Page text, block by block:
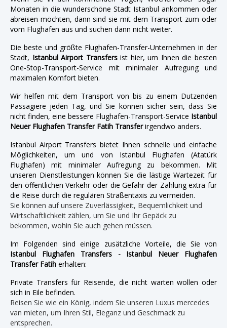
Monaten in die wunderschöne Stadt Istanbul ankommen oder
abreisen möchten, dann sind sie mit dem Transport zum oder
vom Flughafen aus und suchen dann nicht weiter.
Die beste und größte Flughafen-Transfer-Unternehmen in der
Stadt, Istanbul Airport Transfersist hier, um Ihnen die besten
One-Stop-Transport-Service mit minimaler Aufregung und
maximalen Komfort bieten.
Wir helfen mit dem Transport von bis zu einem Dutzenden
Passagiere jeden Tag, und Sie können sicher sein, dass Sie
nicht finden, eine bessere Flughafen-Transport-Service Istanbul
Neuer Flughafen Transfer Fatih Transferirgendwo anders.
Istanbul Airport Transfers bietet Ihnen schnelle und einfache
Möglichkeiten, um und von Istanbul Flughafen (Atatürk
Flughafen) mit minimaler Aufregung zu bekommen. Mit
unseren Dienstleistungen können Sie die lästige Wartezeit für
den öffentlichen Verkehr oder die Gefahr der Zahlung extra für
die Reise durch die regulären Straßentaxis zu vermeiden.
Sie können auf unsere Zuverlässigkeit, Bequemlichkeit und
Wirtschaftlichkeit zählen, um Sie und Ihr Gepäck zu
bekommen, wohin Sie auch gehen müssen.
Im Folgenden sind einige zusätzliche Vorteile, die Sie von
Istanbul Flughafen Transfers - Istanbul Neuer Flughafen
Transfer Fatih erhalten:
Private Transfers für Reisende, die nicht warten wollen oder
sich in Eile befinden.
Reisen Sie wie ein König, indem Sie unseren Luxus mercedes
van mieten, um Ihren Stil, Eleganz und Geschmack zu
entsprechen.